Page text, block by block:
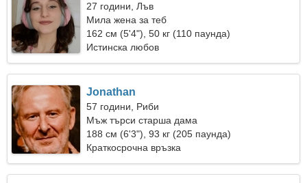
27 години, Лъв
Мила жена за теб
162 см (5'4"), 50 кг (110 паунда)
Истинска любов
Jonathan
57 години, Риби
Мъж търси старша дама
188 см (6'3"), 93 кг (205 паунда)
Краткосрочна връзка